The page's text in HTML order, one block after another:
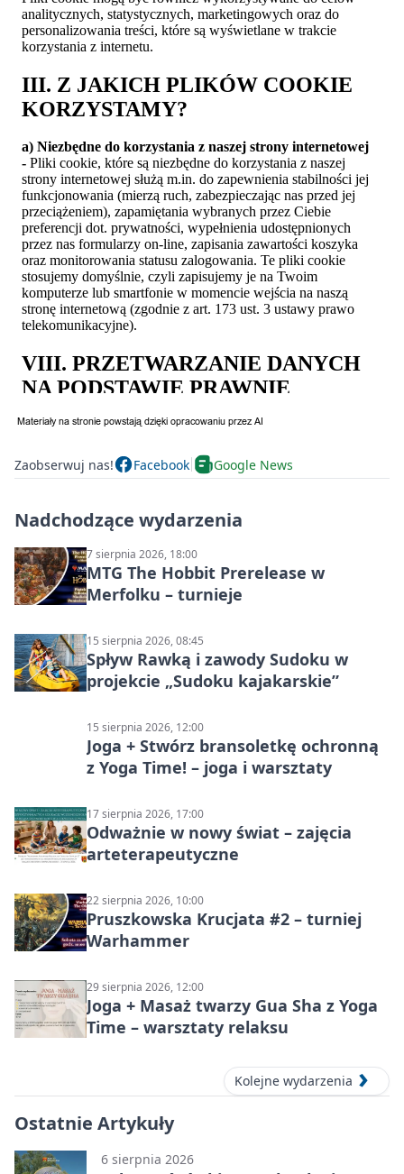
Zaobserwuj nas! Facebook Google News
Nadchodzące wydarzenia
7 sierpnia 2026, 18:00
MTG The Hobbit Prerelease w
Merfolku – turnieje
15 sierpnia 2026, 08:45
Spływ Rawką i zawody Sudoku w
projekcie „Sudoku kajakarskie”
15 sierpnia 2026, 12:00
Joga + Stwórz bransoletkę ochronną
z Yoga Time! – joga i warsztaty
17 sierpnia 2026, 17:00
Odważnie w nowy świat – zajęcia
arteterapeutyczne
22 sierpnia 2026, 10:00
Pruszkowska Krucjata #2 – turniej
Warhammer
29 sierpnia 2026, 12:00
Joga + Masaż twarzy Gua Sha z Yoga
Time – warsztaty relaksu
Kolejne wydarzenia
Ostatnie Artykuły
6 sierpnia 2026